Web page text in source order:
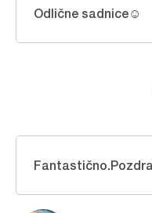
Odlične sadnice☺️